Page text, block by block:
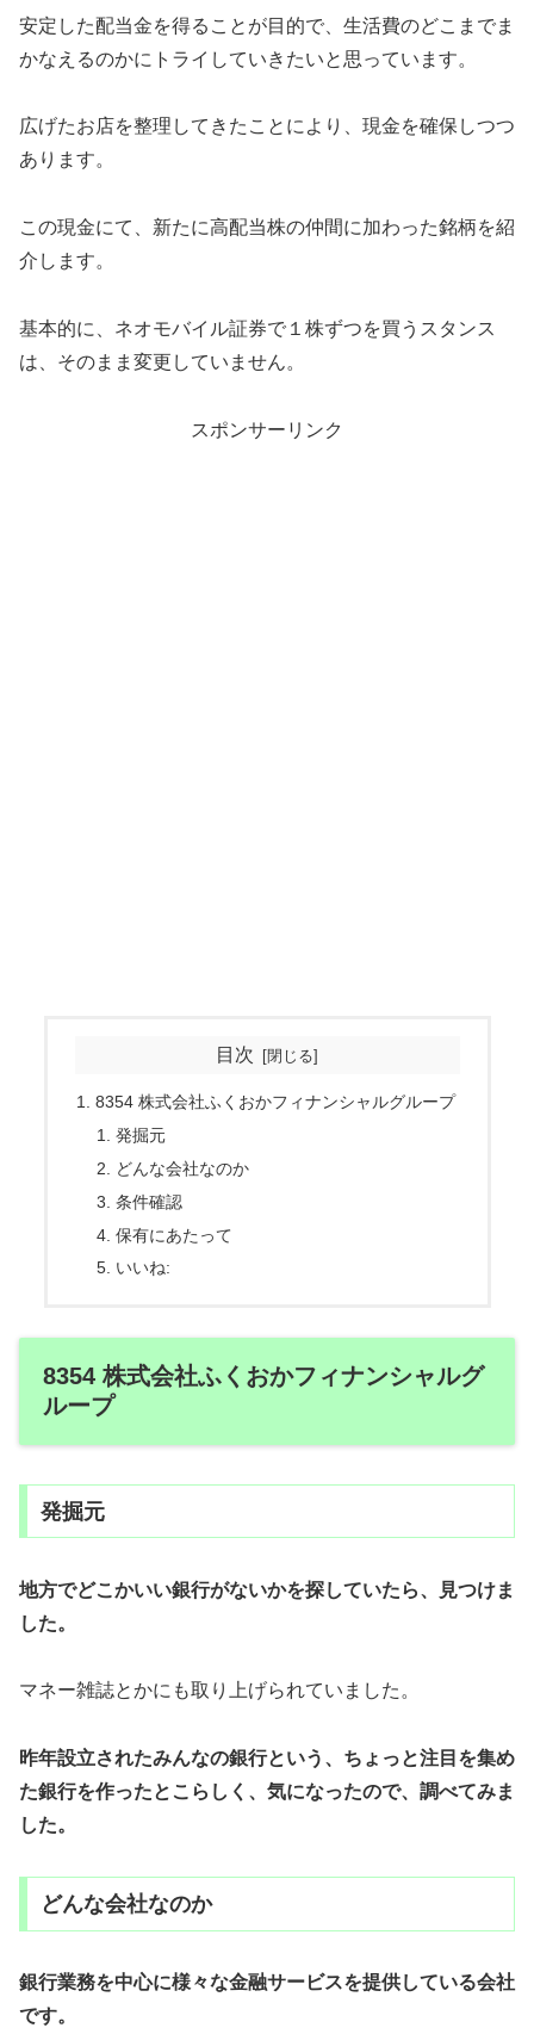
安定した配当金を得ることが目的で、生活費のどこまでま
かなえるのかにトライしていきたいと思っています。
広げたお店を整理してきたことにより、現金を確保しつつ
あります。
この現金にて、新たに高配当株の仲間に加わった銘柄を紹
介します。
基本的に、ネオモバイル証券で１株ずつを買うスタンス
は、そのまま変更していません。
スポンサーリンク
目次
8354 株式会社ふくおかフィナンシャルグループ
発掘元
どんな会社なのか
条件確認
保有にあたって
いいね:
8354 株式会社ふくおかフィナンシャルグ
ループ
発掘元
地方でどこかいい銀行がないかを探していたら、見つけま
した。
マネー雑誌とかにも取り上げられていました。
昨年設立されたみんなの銀行という、ちょっと注目を集め
た銀行を作ったとこらしく、気になったので、調べてみま
した。
どんな会社なのか
銀行業務を中心に様々な金融サービスを提供している会社
です。